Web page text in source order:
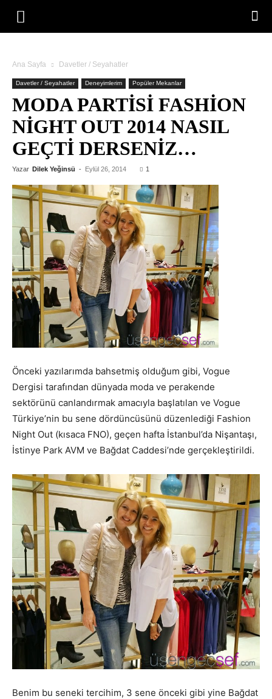
Ana Sayfa Davetler / Seyahatler
Davetler / Seyahatler Deneyimlerim Popüler Mekanlar
MODA PARTISI FASHION
NIGHT OUT 2014 NASIL
GEÇTI DERSENIZ…
Yazar Dilek Yeğinsü - Eylül 26, 2014 1
Önceki yazılarımda bahsetmiş olduğum gibi, Vogue
Dergisi tarafından dünyada moda ve perakende
sektörünü canlandırmak amacıyla başlatılan ve Vogue
Türkiye’nin bu sene dördüncüsünü düzenlediği Fashion
Night Out (kısaca FNO), geçen hafta İstanbul’da Nişantaşı,
İstinye Park AVM ve Bağdat Caddesi’nde gerçekleştirildi.
Benim bu seneki tercihim, 3 sene önceki gibi yine Bağdat